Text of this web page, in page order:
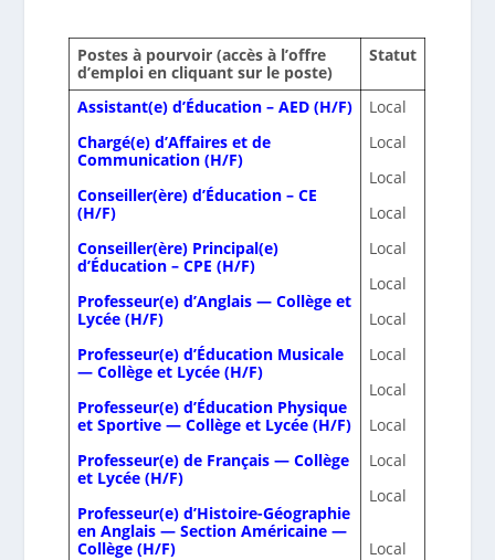
Postes à pourvoir (accès à l’offre
d’emploi en cliquant sur le poste)
Statut
Assistant(e) d’Éducation – AED (H/F)
Chargé(e) d’Affaires et de
Communication (H/F)
Conseiller(ère) d’Éducation – CE
(H/F)
Conseiller(ère) Principal(e)
d’Éducation – CPE (H/F)
Professeur(e) d’Anglais — Collège et
Lycée (H/F)
Professeur(e) d’Éducation Musicale
— Collège et Lycée (H/F)
Professeur(e) d’Éducation Physique
et Sportive — Collège et Lycée (H/F)
Professeur(e) de Français — Collège
et Lycée (H/F)
Professeur(e) d’Histoire-Géographie
en Anglais — Section Américaine —
Collège (H/F)
Local
Local
Local
Local
Local
Local
Local
Local
Local
Local
Local
Local
Local